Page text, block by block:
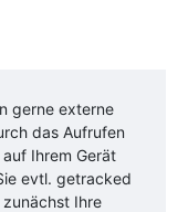
gerne externe
das Aufrufen
Ihrem Gerät
evtl. getracked
Ihre